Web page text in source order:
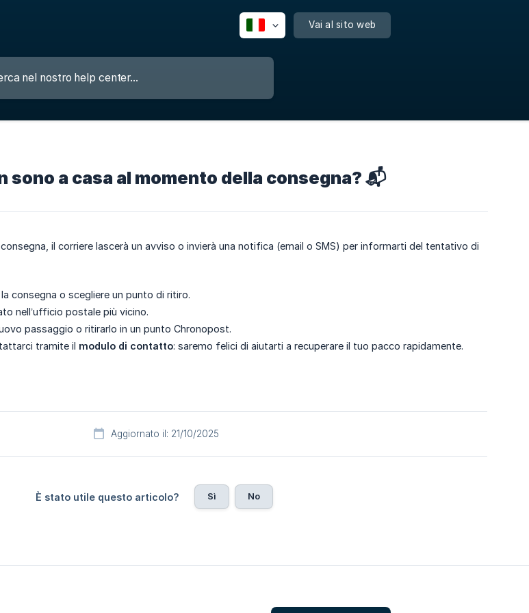
Vai al sito web
sono a casa al momento della consegna? 📬
il corriere lascerà un avviso o invierà una notifica (email o SMS) per informarti del tentativo di
consegna o scegliere un punto di ritiro.
nell’ufficio postale più vicino.
passaggio o ritirarlo in un punto Chronopost.
tramite il modulo di contatto: saremo felici di aiutarti a recuperare il tuo pacco rapidamente.
Aggiornato il: 21/10/2025
È stato utile questo articolo? Sì No